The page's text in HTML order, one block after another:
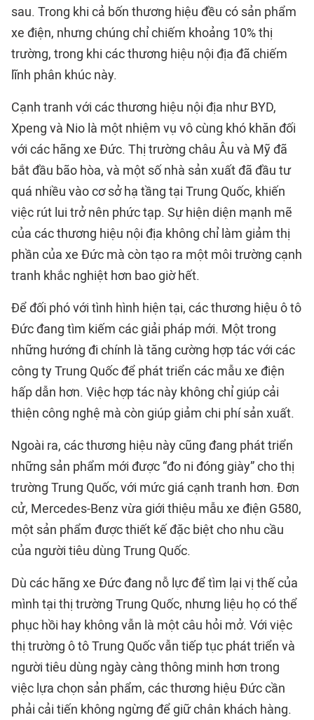
sau. Trong khi cả bốn thương hiệu đều có sản phẩm
xe điện, nhưng chúng chỉ chiếm khoảng 10% thị
trường, trong khi các thương hiệu nội địa đã chiếm
lĩnh phân khúc này.
Cạnh tranh với các thương hiệu nội địa như BYD,
Xpeng và Nio là một nhiệm vụ vô cùng khó khăn đối
với các hãng xe Đức. Thị trường châu Âu và Mỹ đã
bắt đầu bão hòa, và một số nhà sản xuất đã đầu tư
quá nhiều vào cơ sở hạ tầng tại Trung Quốc, khiến
việc rút lui trở nên phức tạp. Sự hiện diện mạnh mẽ
của các thương hiệu nội địa không chỉ làm giảm thị
phần của xe Đức mà còn tạo ra một môi trường cạnh
tranh khắc nghiệt hơn bao giờ hết.
Để đối phó với tình hình hiện tại, các thương hiệu ô tô
Đức đang tìm kiếm các giải pháp mới. Một trong
những hướng đi chính là tăng cường hợp tác với các
công ty Trung Quốc để phát triển các mẫu xe điện
hấp dẫn hơn. Việc hợp tác này không chỉ giúp cải
thiện công nghệ mà còn giúp giảm chi phí sản xuất.
Ngoài ra, các thương hiệu này cũng đang phát triển
những sản phẩm mới được “đo ni đóng giày” cho thị
trường Trung Quốc, với mức giá cạnh tranh hơn. Đơn
cử, Mercedes-Benz vừa giới thiệu mẫu xe điện G580,
một sản phẩm được thiết kế đặc biệt cho nhu cầu
của người tiêu dùng Trung Quốc.
Dù các hãng xe Đức đang nỗ lực để tìm lại vị thế của
mình tại thị trường Trung Quốc, nhưng liệu họ có thể
phục hồi hay không vẫn là một câu hỏi mở. Với việc
thị trường ô tô Trung Quốc vẫn tiếp tục phát triển và
người tiêu dùng ngày càng thông minh hơn trong
việc lựa chọn sản phẩm, các thương hiệu Đức cần
phải cải tiến không ngừng để giữ chân khách hàng.